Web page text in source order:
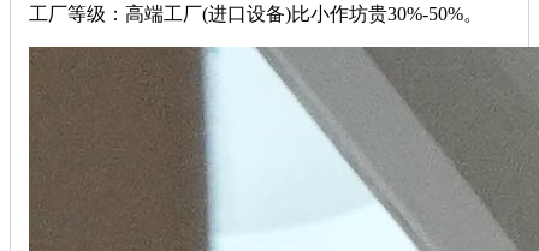
‌工厂等级‌：高端工厂(进口设备)比小作坊贵30%-50%。